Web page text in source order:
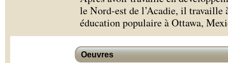
le Nord-est de l’Acadie, il travaille
éducation populaire à Ottawa,
Oeuvres